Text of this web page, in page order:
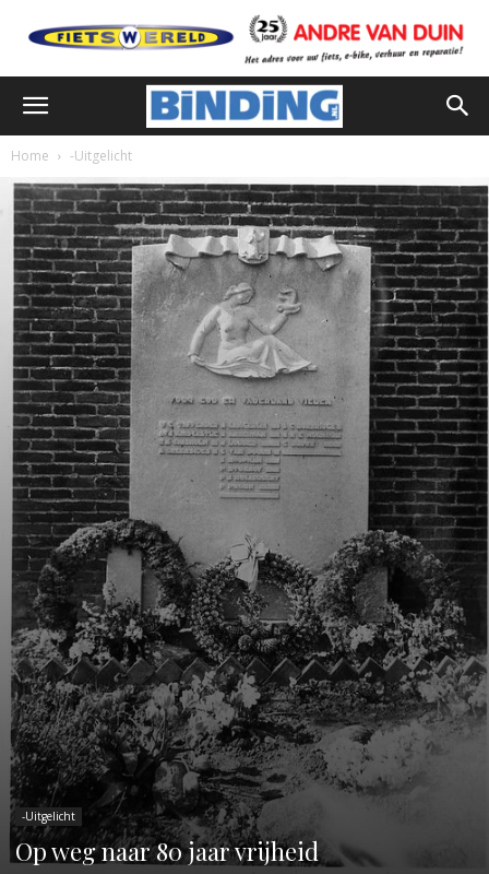
Home -Uitgelicht
-Uitgelicht
Op weg naar 80 jaar vrijheid